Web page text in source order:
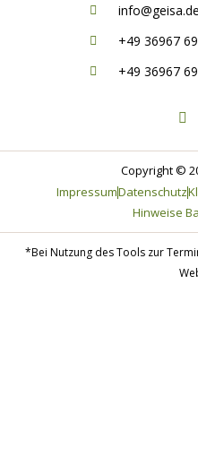
info@geisa.de
+49 36967
+49 36967
a
c
b
o
o
k
-
Copyright ©
ImpressumDatenschutz
Hinweise
*Bei Nutzung des Tools zur